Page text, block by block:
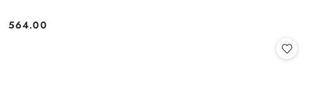
Cena:
564.00